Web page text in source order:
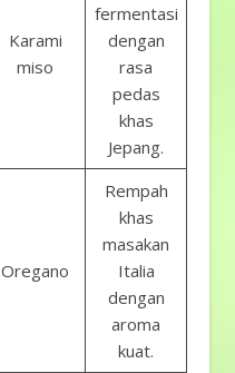
Karami
miso
fermentasi
dengan
rasa
pedas
khas
Jepang.
Oregano
Rempah
khas
masakan
Italia
dengan
aroma
kuat.